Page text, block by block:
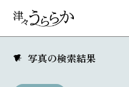
写真の検索結果